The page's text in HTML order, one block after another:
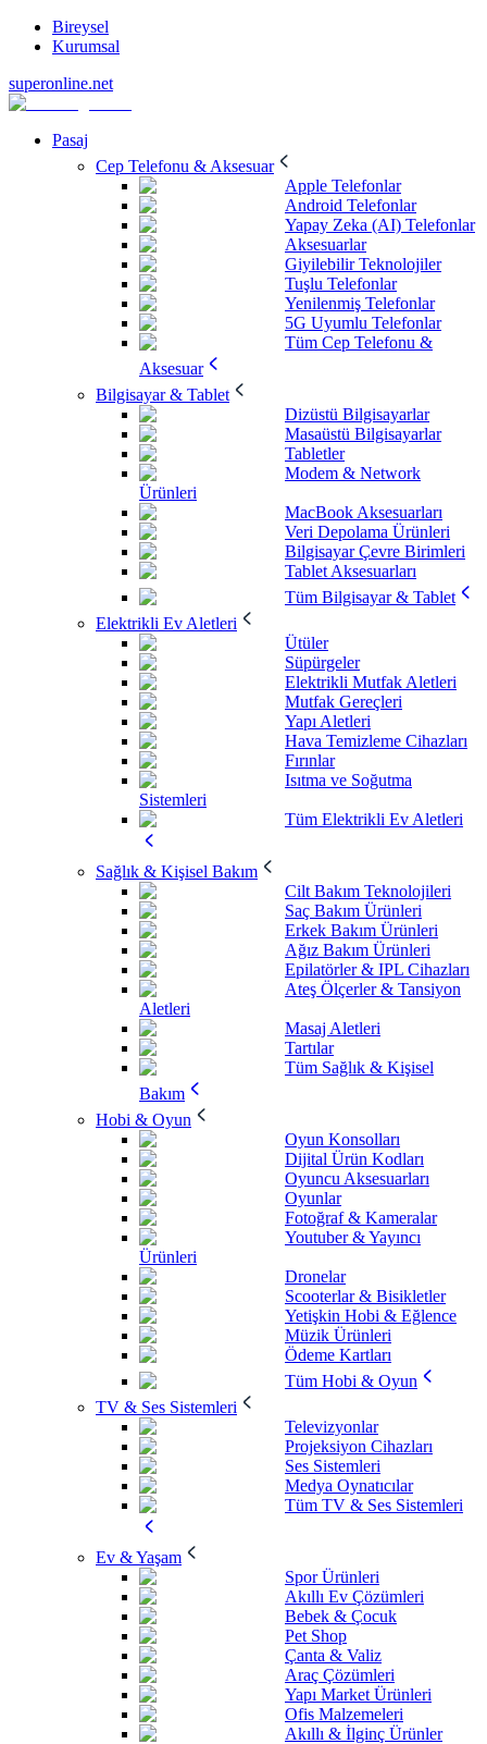
Bireysel
Kurumsal
superonline.net
Pasaj
Cep Telefonu & Aksesuar
Apple Telefonlar
Android Telefonlar
Yapay Zeka (AI) Telefonlar
Aksesuarlar
Giyilebilir Teknolojiler
Tuşlu Telefonlar
Yenilenmiş Telefonlar
5G Uyumlu Telefonlar
Tüm Cep Telefonu &
Aksesuar
Bilgisayar & Tablet
Dizüstü Bilgisayarlar
Masaüstü Bilgisayarlar
Tabletler
Modem & Network
Ürünleri
MacBook Aksesuarları
Veri Depolama Ürünleri
Bilgisayar Çevre Birimleri
Tablet Aksesuarları
Tüm Bilgisayar & Tablet
Elektrikli Ev Aletleri
Ütüler
Süpürgeler
Elektrikli Mutfak Aletleri
Mutfak Gereçleri
Yapı Aletleri
Hava Temizleme Cihazları
Fırınlar
Isıtma ve Soğutma
Sistemleri
Tüm Elektrikli Ev Aletleri
Sağlık & Kişisel Bakım
Cilt Bakım Teknolojileri
Saç Bakım Ürünleri
Erkek Bakım Ürünleri
Ağız Bakım Ürünleri
Epilatörler & IPL Cihazları
Ateş Ölçerler & Tansiyon
Aletleri
Masaj Aletleri
Tartılar
Tüm Sağlık & Kişisel
Bakım
Hobi & Oyun
Oyun Konsolları
Dijital Ürün Kodları
Oyuncu Aksesuarları
Oyunlar
Fotoğraf & Kameralar
Youtuber & Yayıncı
Ürünleri
Dronelar
Scooterlar & Bisikletler
Yetişkin Hobi & Eğlence
Müzik Ürünleri
Ödeme Kartları
Tüm Hobi & Oyun
TV & Ses Sistemleri
Televizyonlar
Projeksiyon Cihazları
Ses Sistemleri
Medya Oynatıcılar
Tüm TV & Ses Sistemleri
Ev & Yaşam
Spor Ürünleri
Akıllı Ev Çözümleri
Bebek & Çocuk
Pet Shop
Çanta & Valiz
Araç Çözümleri
Yapı Market Ürünleri
Ofis Malzemeleri
Akıllı & İlginç Ürünler